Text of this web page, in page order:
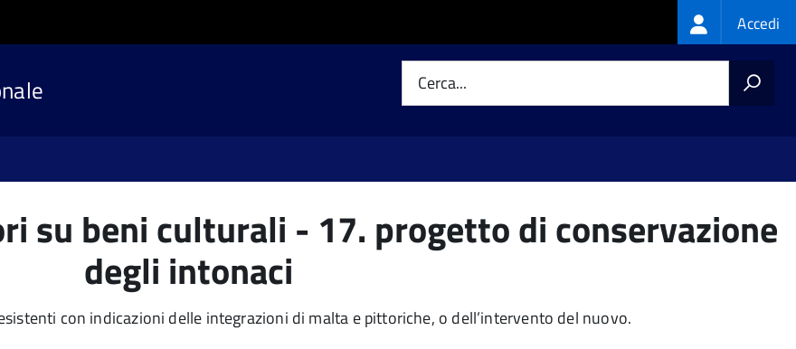
Login
menu
Accedi
Cerca...
su beni culturali - 17. progetto di conservazione
degli intonaci
con indicazioni delle integrazioni di malta e pittoriche, o dell’intervento del nuovo.